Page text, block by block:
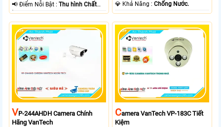
️📢 Điểm Nỗi Bật :Thu hình Chất
Lượng.
️💎 Khả Năng :Chống Nước.
VP-244AHDH Camera Chính
Hãng VanTech
CAmera VanTech VP-183C Tiết
Kiệm